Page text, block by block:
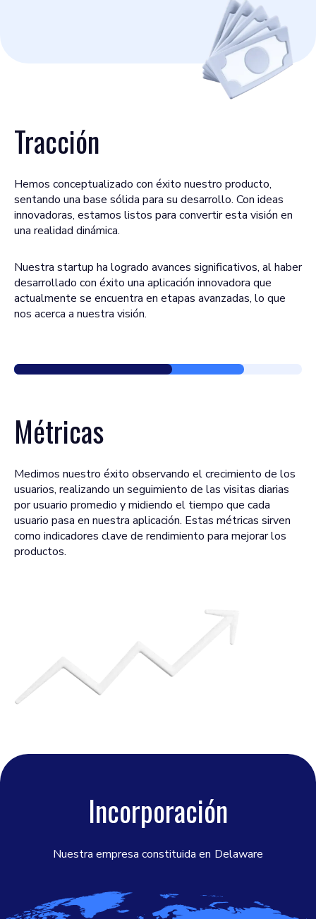
Tracción
Hemos conceptualizado con éxito nuestro producto,
sentando una base sólida para su desarrollo. Con ideas
innovadoras, estamos listos para convertir esta visión en
una realidad dinámica.
Nuestra startup ha logrado avances significativos, al haber
desarrollado con éxito una aplicación innovadora que
actualmente se encuentra en etapas avanzadas, lo que
nos acerca a nuestra visión.
Métricas
Medimos nuestro éxito observando el crecimiento de los
usuarios, realizando un seguimiento de las visitas diarias
por usuario promedio y midiendo el tiempo que cada
usuario pasa en nuestra aplicación. Estas métricas sirven
como indicadores clave de rendimiento para mejorar los
productos.
Incorporación
Nuestra empresa constituida en Delaware